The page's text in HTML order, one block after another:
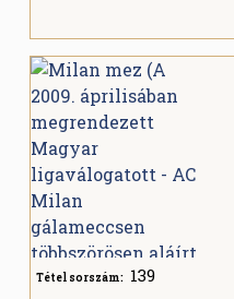
Tétel sorszám: 139